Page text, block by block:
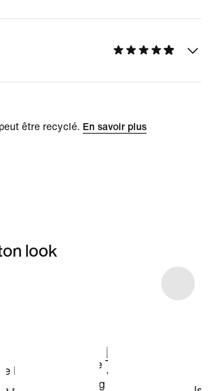
être recyclé. En savoir plus
look